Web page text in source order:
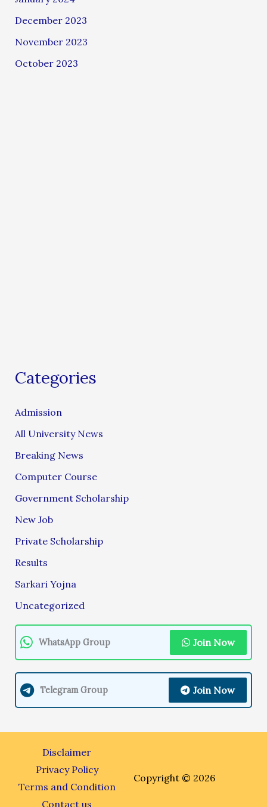
December 2023
November 2023
October 2023
Categories
Admission
All University News
Breaking News
Computer Course
Government Scholarship
New Job
Private Scholarship
Results
Sarkari Yojna
Uncategorized
WhatsApp Group Join Now
Telegram Group Join Now
Disclaimer
Privacy Policy
Terms and Condition
Contact us
Copyright © 2026